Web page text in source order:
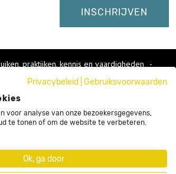
praktijken, kennis en vaardigheden
-
Privacybeleid
Gebruiksvoorwaarden
voor analyse van onze bezoekersgegevens,
te tonen of om de website te verbeteren.
Ok, ga door